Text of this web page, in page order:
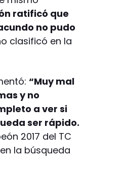
ratificó que
no pudo
clasificó en la
“Muy mal
y no
a ver si
ser rápido.
2017 del TC
la búsqueda